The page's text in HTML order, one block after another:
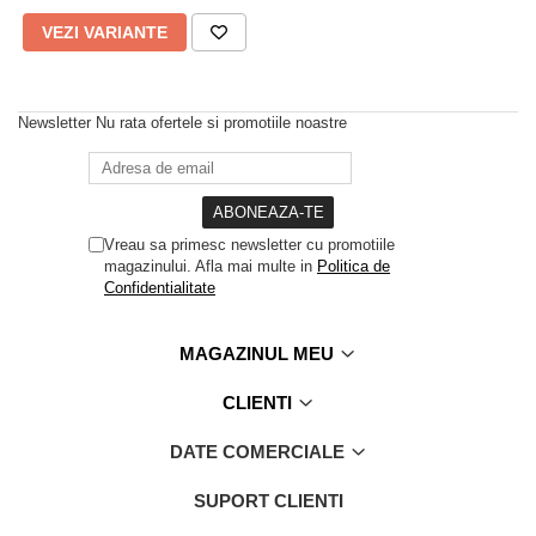
Rochii de plaja
Genti plaja
Pijamale copii
Pijamale bebelusi
Pijamale cocolino copii
Pijamale cuplu
Pijamale cocolino cuplu
Pijamale familie
VEZI VARIANTE
Newsletter Nu rata ofertele si promotiile noastre
Vreau sa primesc newsletter cu promotiile
magazinului. Afla mai multe in Politica de
Confidentialitate
MAGAZINUL MEU
CLIENTI
DATE COMERCIALE
SUPORT CLIENTI